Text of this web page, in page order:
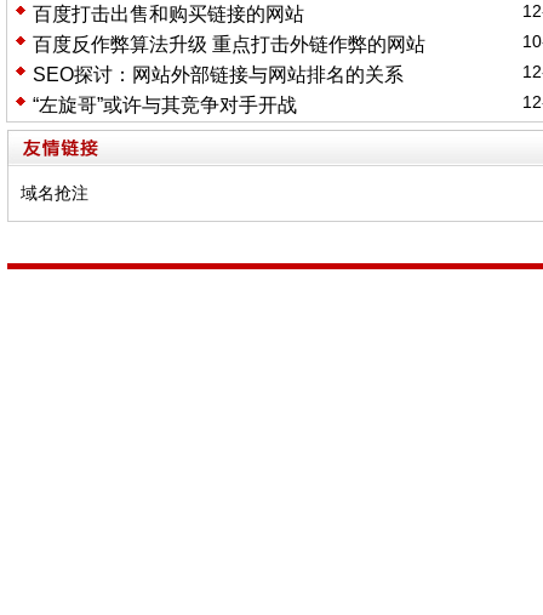
百度打击出售和购买链接的网站
百度反作弊算法升级 重点打击外链作弊的网站
SEO探讨：网站外部链接与网站排名的关系
“左旋哥”或许与其竞争对手开战
域名抢注